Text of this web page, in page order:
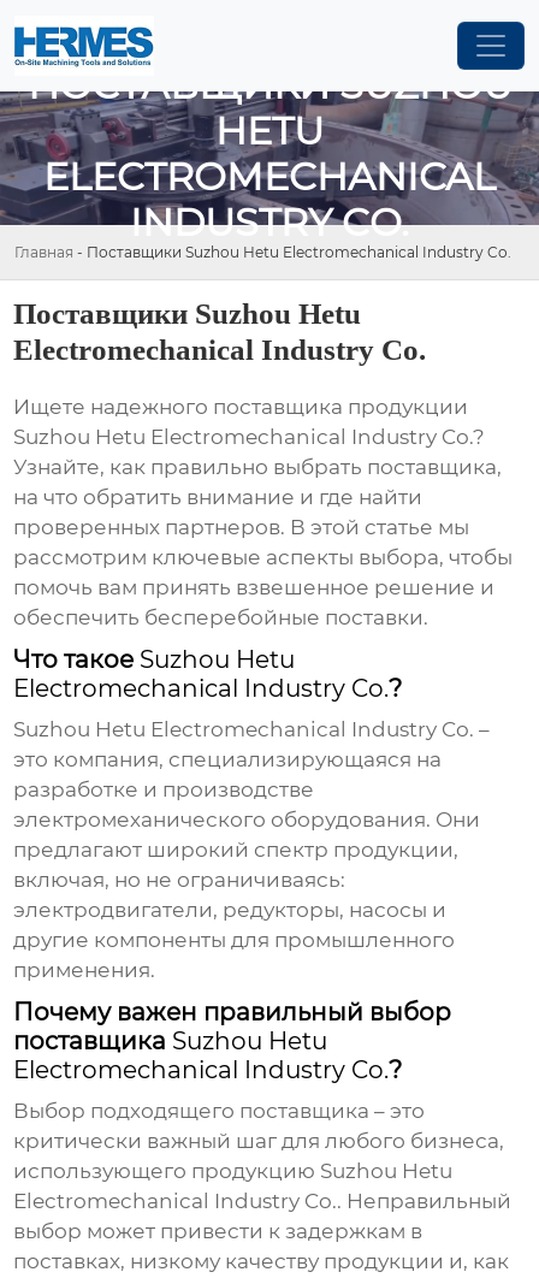
ПОСТАВЩИКИ SUZHOU
HETU
ELECTROMECHANICAL
INDUSTRY CO.
Главная - Поставщики Suzhou Hetu Electromechanical Industry Co.
Поставщики Suzhou Hetu
Electromechanical Industry Co.
Ищете надежного поставщика продукции
Suzhou Hetu Electromechanical Industry Co.?
Узнайте, как правильно выбрать поставщика,
на что обратить внимание и где найти
проверенных партнеров. В этой статье мы
рассмотрим ключевые аспекты выбора, чтобы
помочь вам принять взвешенное решение и
обеспечить бесперебойные поставки.
Что такое Suzhou Hetu
Electromechanical Industry Co.?
Suzhou Hetu Electromechanical Industry Co. –
это компания, специализирующаяся на
разработке и производстве
электромеханического оборудования. Они
предлагают широкий спектр продукции,
включая, но не ограничиваясь:
электродвигатели, редукторы, насосы и
другие компоненты для промышленного
применения.
Почему важен правильный выбор
поставщика Suzhou Hetu
Electromechanical Industry Co.?
Выбор подходящего поставщика – это
критически важный шаг для любого бизнеса,
использующего продукцию Suzhou Hetu
Electromechanical Industry Co.. Неправильный
выбор может привести к задержкам в
поставках, низкому качеству продукции и, как